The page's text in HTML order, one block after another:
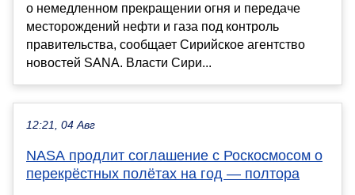
о немедленном прекращении огня и передаче
месторождений нефти и газа под контроль
правительства, сообщает Сирийское агентство
новостей SANA. Власти Сири...
12:21, 04 Авг
NASA продлит соглашение с Роскосмосом о
перекрёстных полётах на год — полтора